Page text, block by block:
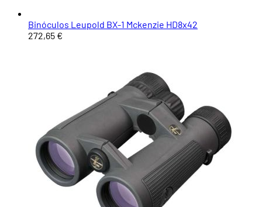
Binóculos Leupold BX-1 Mckenzie HD8x42
272,65 €